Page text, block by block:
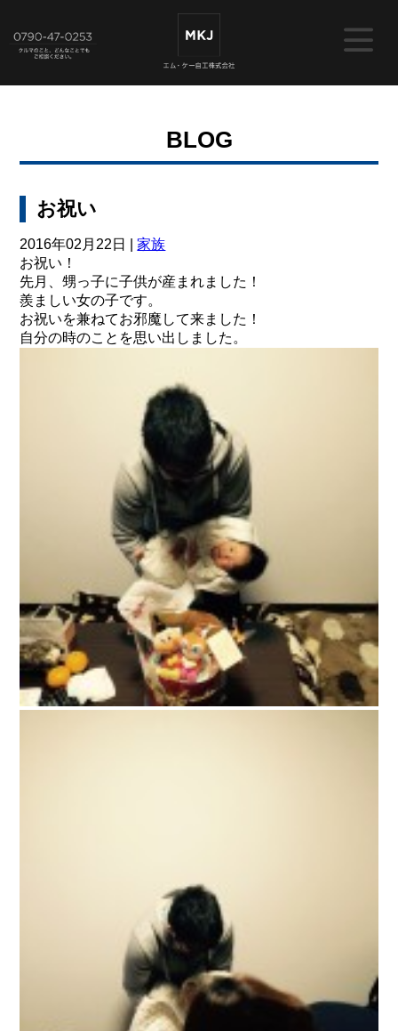
BLOG
お祝い
2016年02月22日 |家族
お祝い！
先月、甥っ子に子供が産まれました！
羨ましい女の子です。
お祝いを兼ねてお邪魔して来ました！
自分の時のことを思い出しました。